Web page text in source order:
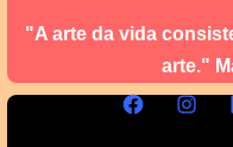
"A arte da vida
arte."